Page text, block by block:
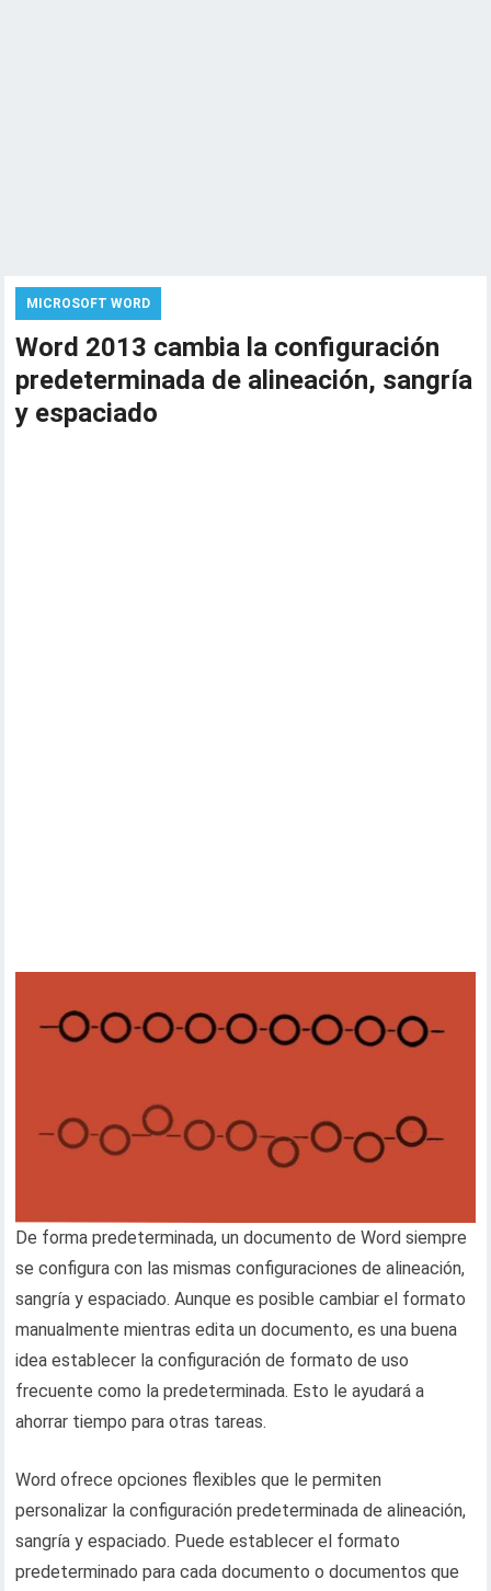
MICROSOFT WORD
Word 2013 cambia la configuración
predeterminada de alineación, sangría
y espaciado
De forma predeterminada, un documento de Word siempre
se configura con las mismas configuraciones de alineación,
sangría y espaciado. Aunque es posible cambiar el formato
manualmente mientras edita un documento, es una buena
idea establecer la configuración de formato de uso
frecuente como la predeterminada. Esto le ayudará a
ahorrar tiempo para otras tareas.
Word ofrece opciones flexibles que le permiten
personalizar la configuración predeterminada de alineación,
sangría y espaciado. Puede establecer el formato
predeterminado para cada documento o documentos que